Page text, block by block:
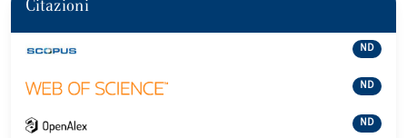
Citazioni
ND
ND
ND